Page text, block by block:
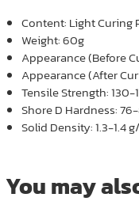
Content: Light Curing
Weight: 60g
Appearance (Before
Appearance (After
Tensile Strength: 130-
Shore D Hardness:
Solid Density: 1.3-1.4
You may